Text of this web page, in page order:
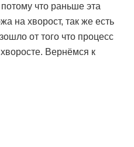
что раньше эта
на хворост, так же есть
от того что процесс
Вернёмся к